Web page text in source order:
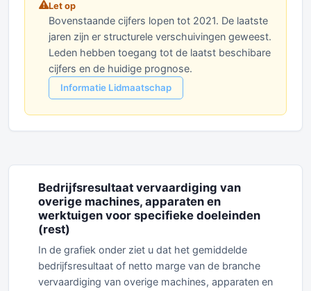
Let op
Bovenstaande cijfers lopen tot 2021. De laatste
jaren zijn er structurele verschuivingen geweest.
Leden hebben toegang tot de laatst beschibare
cijfers en de huidige prognose.
Informatie Lidmaatschap
Bedrijfsresultaat vervaardiging van
overige machines, apparaten en
werktuigen voor specifieke doeleinden
(rest)
In de grafiek onder ziet u dat het gemiddelde
bedrijfsresultaat of netto marge van de branche
vervaardiging van overige machines, apparaten en